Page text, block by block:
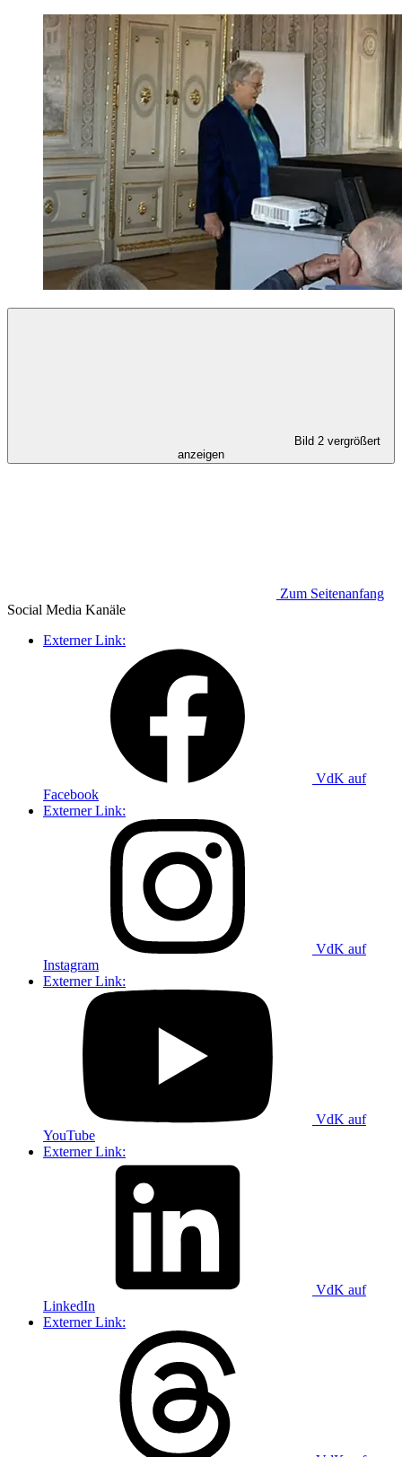
Bild 2 vergrößert
anzeigen
Zum Seitenanfang
Social Media Kanäle
Externer Link:
VdK auf
Facebook
Externer Link:
VdK auf
Instagram
Externer Link:
VdK auf
YouTube
Externer Link:
VdK auf
LinkedIn
Externer Link: